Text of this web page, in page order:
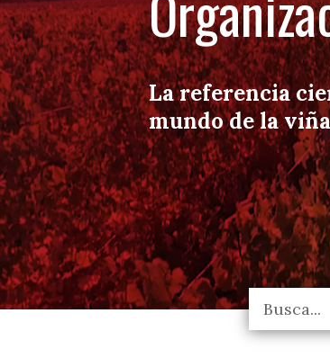
La referencia
mundo de la